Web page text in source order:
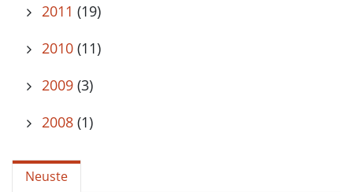
2011 (19)
2010 (11)
2009 (3)
2008 (1)
Neuste